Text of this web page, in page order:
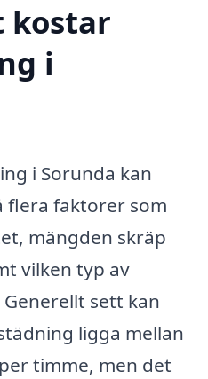
kostar
i
i Sorunda kan
flera faktorer som
mängden skräp
vilken typ av
sett kan
ligga mellan
timme, men det